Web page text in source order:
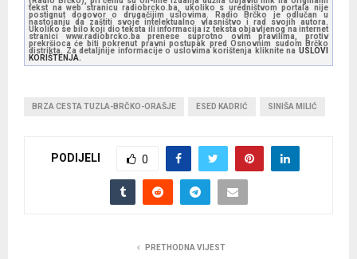
tekst na web stranicu radiobrcko.ba, ukoliko s uredništvom portala nije
postignut dogovor o drugačijim uslovima. Radio Brčko je odlučan u
nastojanju da zaštiti svoje intelektualno vlasništvo i rad svojih autora.
Ukoliko se bilo koji dio teksta ili informacija iz teksta objavljenog na internet
stranici www.radiobrcko.ba prenese suprotno ovim pravilima, protiv
prekršioca će biti pokrenut pravni postupak pred Osnovnim sudom Brčko
distrikta. Za detaljnije informacije o uslovima korištenja kliknite na USLOVI
KORIŠTENJA.
BRZA CESTA TUZLA-BRČKO-ORAŠJE ESED KADRIĆ SINIŠA MILIĆ
PODIJELI 0
PRETHODNA VIJEST